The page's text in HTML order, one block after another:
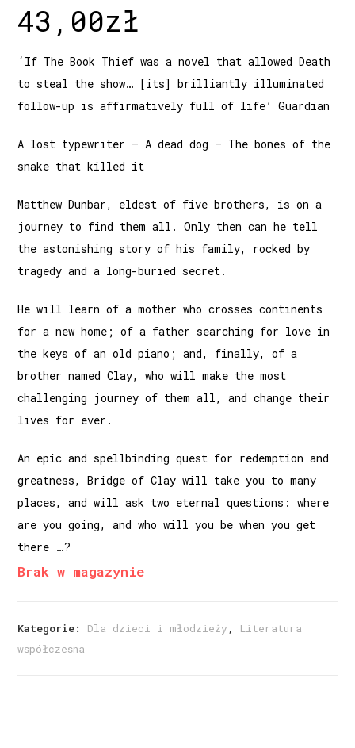
43,00zł
‘If The Book Thief was a novel that allowed Death
to steal the show… [its] brilliantly illuminated
follow-up is affirmatively full of life’ Guardian
A lost typewriter — A dead dog — The bones of the
snake that killed it
Matthew Dunbar, eldest of five brothers, is on a
journey to find them all. Only then can he tell
the astonishing story of his family, rocked by
tragedy and a long-buried secret.
He will learn of a mother who crosses continents
for a new home; of a father searching for love in
the keys of an old piano; and, finally, of a
brother named Clay, who will make the most
challenging journey of them all, and change their
lives for ever.
An epic and spellbinding quest for redemption and
greatness, Bridge of Clay will take you to many
places, and will ask two eternal questions: where
are you going, and who will you be when you get
there …?
Brak w magazynie
Kategorie: Dla dzieci i młodzieży , Literatura
współczesna